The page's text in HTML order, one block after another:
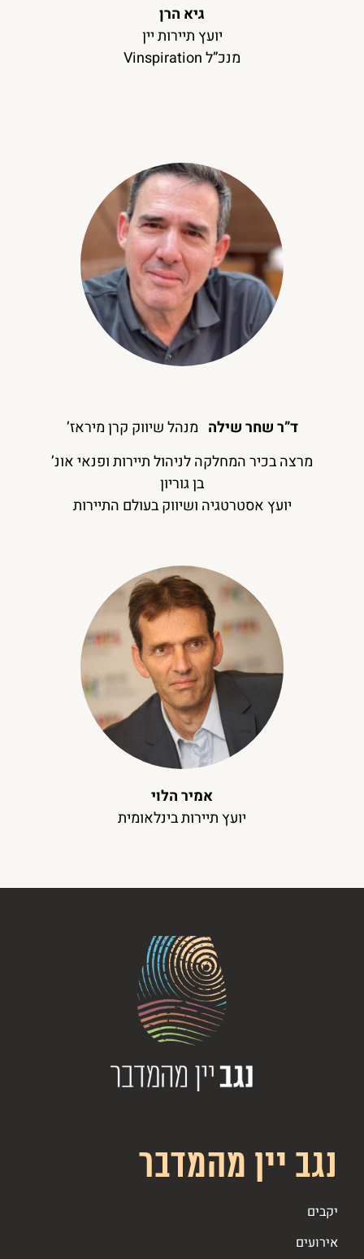
גיא הרן
יועץ תיירות יין
מנכ”ל Vinspiration
ד”ר שחר שילה מנהל שיווק קרן מיראז’
מרצה בכיר המחלקה לניהול תיירות ופנאי אונ’
בן גוריון
יועץ אסטרטגיה ושיווק בעולם התיירות
אמיר הלוי
יועץ תיירות בינלאומית
נגב יין מהמדבר
יקבים
אירועים